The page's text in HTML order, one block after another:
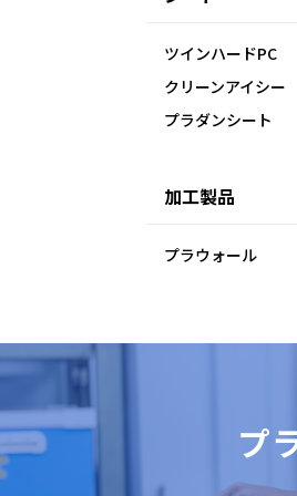
ツインハードPC
クリーンアイシー
プラダンシート
加工製品
プラウォール
プ